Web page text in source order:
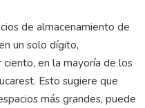
de almacenamiento de
un solo dígito,
en la mayoría de los
Esto sugiere que
más grandes, puede